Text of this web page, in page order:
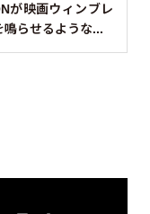
が映画ウィンブレ
らせるような...